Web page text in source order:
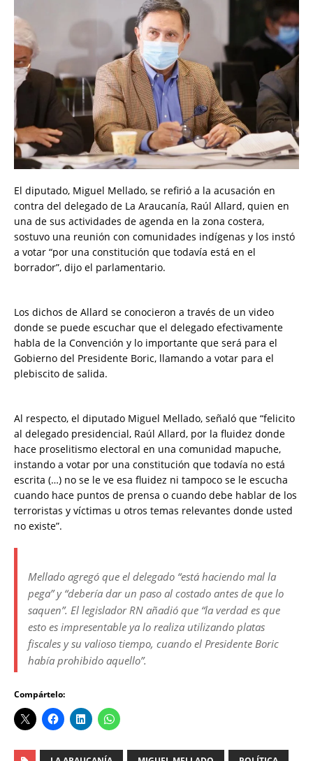
El diputado, Miguel Mellado, se refirió a la acusación en
contra del delegado de La Araucanía, Raúl Allard, quien en
una de sus actividades de agenda en la zona costera,
sostuvo una reunión con comunidades indígenas y los instó
a votar “por una constitución que todavía está en el
borrador”, dijo el parlamentario.
Los dichos de Allard se conocieron a través de un video
donde se puede escuchar que el delegado efectivamente
habla de la Convención y lo importante que será para el
Gobierno del Presidente Boric, llamando a votar para el
plebiscito de salida.
Al respecto, el diputado Miguel Mellado, señaló que “felicito
al delegado presidencial, Raúl Allard, por la fluidez donde
hace proselitismo electoral en una comunidad mapuche,
instando a votar por una constitución que todavía no está
escrita (…) no se le ve esa fluidez ni tampoco se le escucha
cuando hace puntos de prensa o cuando debe hablar de los
terroristas y víctimas u otros temas relevantes donde usted
no existe”.
Mellado agregó que el delegado “está haciendo mal la
pega” y “debería dar un paso al costado antes de que lo
saquen”. El legislador RN añadió que “la verdad es que
esto es impresentable ya lo realiza utilizando platas
fiscales y su valioso tiempo, cuando el Presidente Boric
había prohibido aquello”.
Compártelo: